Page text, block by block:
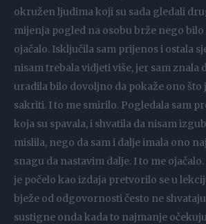
okružen ljudima koji su sada gledali
mijenja pogled na osobu brže nego
ojačalo. Isključila sam prijenos i ostala
nisam trebala vidjeti više, jer sam znala
uradila bilo dovoljno da pokaže ono što
sakriti. I to me smirilo. Pogledala sam
koja su spavala, i shvatila da nisam
mislila, nego da sam i dalje imala ono
snagu da nastavim dalje. I to me
je počelo kao izdaja pretvorilo se u
bježe od odgovornosti često ne
sustigne onda kada to najmanje